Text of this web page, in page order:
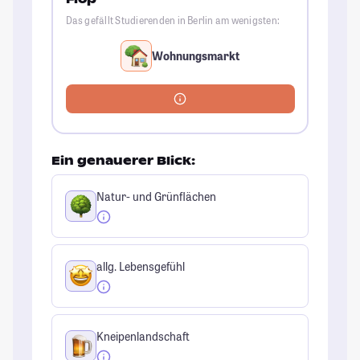
Das gefällt Studierenden in Berlin am wenigsten:
Wohnungsmarkt
Ein genauerer Blick:
Natur- und Grünflächen
allg. Lebensgefühl
Kneipenlandschaft